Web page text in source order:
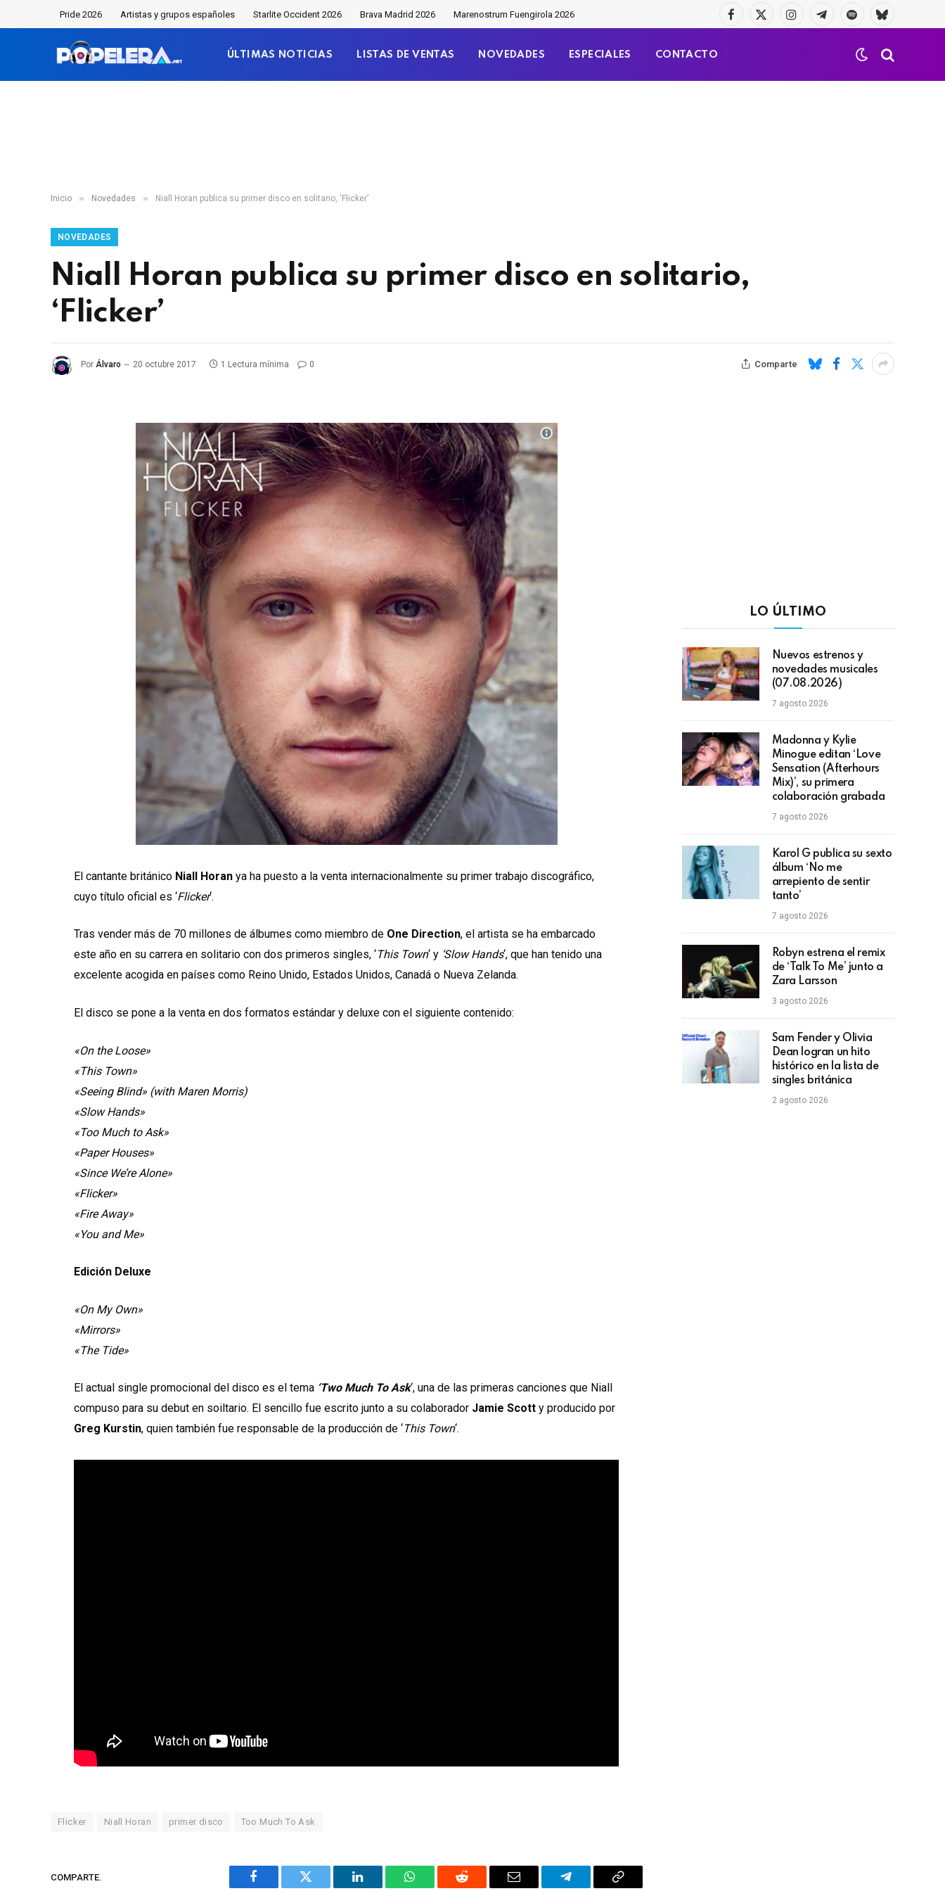
Pride 2026 Artistas y grupos españoles Starlite Occident 2026 Brava Madrid 2026 Marenostrum Fuengirola 2026
Facebook
X
InstagramTelegramaSpotifyBluesky
ÚLTIMAS NOTICIAS LISTAS DE VENTAS NOVEDADES ESPECIALES CONTACTO
Inicio » Novedades » Niall Horan publica su primer disco en solitario, ‘Flicker’
NOVEDADES
Niall Horan publica su primer disco en solitario,
‘Flicker’
Por Álvaro 20 octubre 2017 1 Lectura mínima 0 Comparte
El cantante británico Niall Horan ya ha puesto a la venta internacionalmente su primer trabajo discográfico,
cuyo título oficial es ‘Flicker‘.
Tras vender más de 70 millones de álbumes como miembro de One Direction, el artista se ha embarcado
este año en su carrera en solitario con dos primeros singles, ‘This Town‘ y ‘Slow Hands‘, que han tenido una
excelente acogida en países como Reino Unido, Estados Unidos, Canadá o Nueva Zelanda.
El disco se pone a la venta en dos formatos estándar y deluxe con el siguiente contenido:
«On the Loose»
«This Town»
«Seeing Blind» (with Maren Morris)
«Slow Hands»
«Too Much to Ask»
«Paper Houses»
«Since We’re Alone»
«Flicker»
«Fire Away»
«You and Me»
Edición Deluxe
«On My Own»
«Mirrors»
«The Tide»
El actual single promocional del disco es el tema ‘Two Much To Ask‘, una de las primeras canciones que Niall
compuso para su debut en soiltario. El sencillo fue escrito junto a su colaborador Jamie Scott y producido por
Greg Kurstin, quien también fue responsable de la producción de ‘This Town‘.
Flicker Niall Horan primer disco Too Much To Ask
COMPARTE.
Facebook Twitter LinkedIn WhatsAppReddit Correo TelegramaCopiar
LO ÚLTIMO
Nuevos estrenos y
novedades musicales
(07.08.2026)
7 agosto 2026
Madonna y Kylie
Minogue editan ‘Love
Sensation (Afterhours
Mix)’, su primera
colaboración grabada
7 agosto 2026
Karol G publica su sexto
álbum ‘No me
arrepiento de sentir
tanto’
7 agosto 2026
Robyn estrena el remix
de ‘Talk To Me’ junto a
Zara Larsson
3 agosto 2026
Sam Fender y Olivia
Dean logran un hito
histórico en la lista de
singles británica
2 agosto 2026